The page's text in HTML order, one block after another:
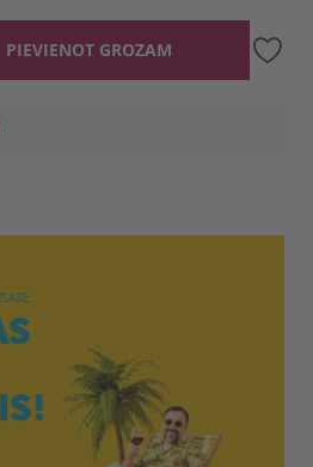
PIEVIENOT GROZAM